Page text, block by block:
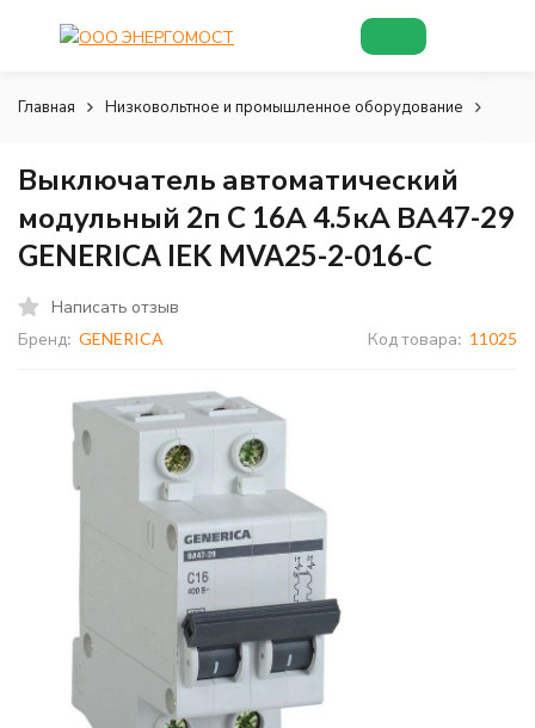
Главная Низковольтное и промышленное оборудование
Выключатель автоматический
модульный 2п C 16А 4.5кА ВА47-29
GENERICA IEK MVA25-2-016-C
Написать отзыв
Бренд: GENERICA Код товара: 11025